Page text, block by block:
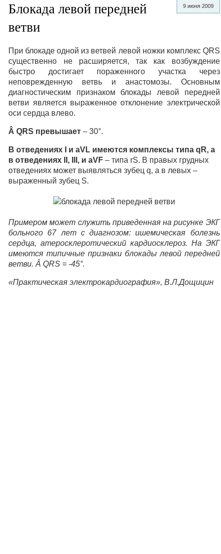
9 июня 2009
Блокада левой передней
ветви
При блокаде одной из ветвей левой ножки комплекс QRS
существенно не расширяется, так как возбуждение
быстро достигает пораженного участка через
неповрежденную ветвь и анастомозы. Основным
диагностическим признаком блокады левой передней
ветви является выраженное отклонение электрической
оси сердца влево.
Â QRS превышает– 30°.
В отведениях I и aVL имеются комплексы типа qR, а
в отведениях II, III, и aVF – типа rS. В правых грудных
отведениях может выявляться зубец q, а в левых –
выраженный зубец S.
Примером может служить приведенная на рисунке ЭКГ
больного 67 лет с диагнозом: ишемическая болезнь
сердца, атеросклеротический кардиосклероз. На ЭКГ
имеются типичные признаки блокады левой передней
ветви. Â QRS = -45°.
«Практическая электрокардиография», В.Л.Дощицин